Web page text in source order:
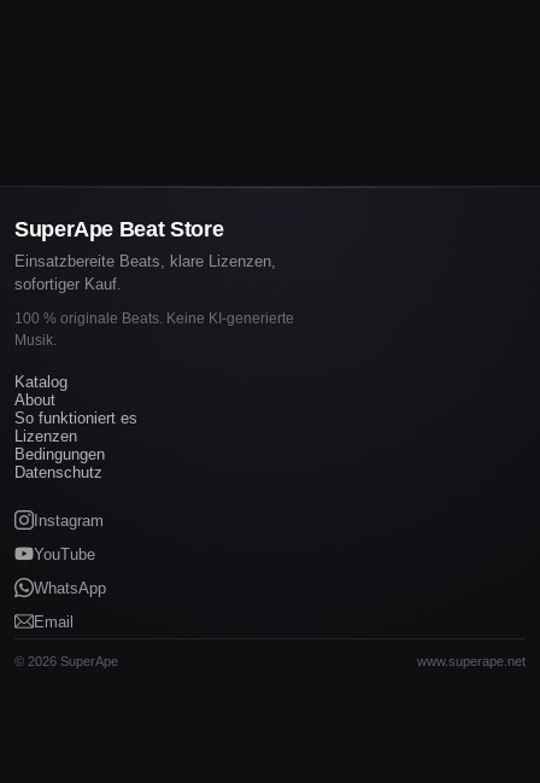
SuperApe Beat Store
Einsatzbereite Beats, klare Lizenzen,
sofortiger Kauf.
100 % originale Beats. Keine KI-generierte
Musik.
Katalog
About
So funktioniert es
Lizenzen
Bedingungen
Datenschutz
Instagram
YouTube
WhatsApp
Email
© 2026 SuperApe www.superape.net